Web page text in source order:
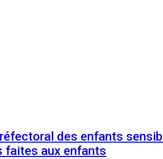
des enfants
faites aux enfants